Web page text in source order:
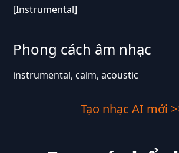
[Instrumental]
Phong cách âm nhạc
instrumental, calm, acoustic
Tạo nhạc AI mới